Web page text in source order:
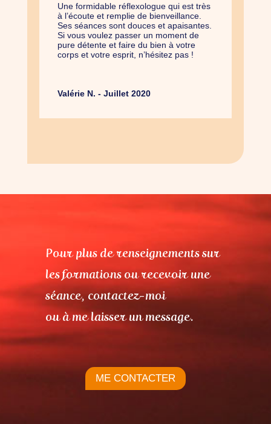
Une formidable réflexologue qui est très
à l’écoute et remplie de bienveillance.
Ses séances sont douces et apaisantes.
Si vous voulez passer un moment de
pure détente et faire du bien à votre
corps et votre esprit, n’hésitez pas !
Valérie N. - Juillet 2020
Pour plus de renseignements sur
les formations ou recevoir une
séance, contactez-moi
ou à me laisser un message.
ME CONTACTER